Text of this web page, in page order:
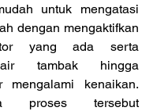
untuk mengatasi
dengan mengaktifkan
yang ada serta
tambak hingga
mengalami kenaikan.
proses tersebut